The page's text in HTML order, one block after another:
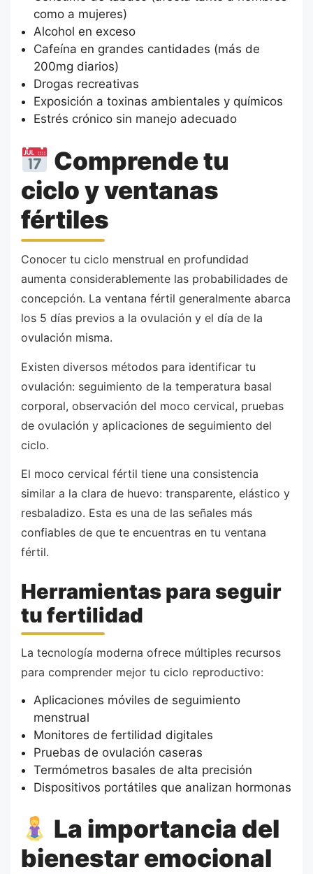
como a mujeres)
Alcohol en exceso
Cafeína en grandes cantidades (más de
200mg diarios)
Drogas recreativas
Exposición a toxinas ambientales y químicos
Estrés crónico sin manejo adecuado
Comprende tu
ciclo y ventanas
fértiles
Conocer tu ciclo menstrual en profundidad
aumenta considerablemente las probabilidades de
concepción. La ventana fértil generalmente abarca
los 5 días previos a la ovulación y el día de la
ovulación misma.
Existen diversos métodos para identificar tu
ovulación: seguimiento de la temperatura basal
corporal, observación del moco cervical, pruebas
de ovulación y aplicaciones de seguimiento del
ciclo.
El moco cervical fértil tiene una consistencia
similar a la clara de huevo: transparente, elástico y
resbaladizo. Esta es una de las señales más
confiables de que te encuentras en tu ventana
fértil.
Herramientas para seguir
tu fertilidad
La tecnología moderna ofrece múltiples recursos
para comprender mejor tu ciclo reproductivo:
Aplicaciones móviles de seguimiento
menstrual
Monitores de fertilidad digitales
Pruebas de ovulación caseras
Termómetros basales de alta precisión
Dispositivos portátiles que analizan hormonas
La importancia del
bienestar emocional